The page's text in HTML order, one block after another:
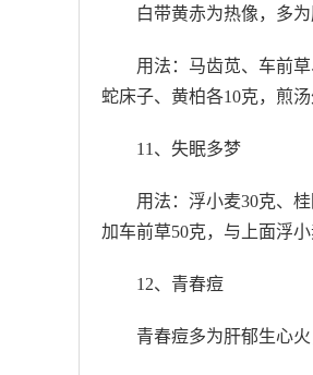
白带黄赤为热像，多
用法：马齿苋、车前
蛇床子、黄柏各10克，煎
11、失眠多梦
用法：浮小麦30克、
加车前草50克，与上面浮小
12、青春痘
青春痘多为肝郁生心